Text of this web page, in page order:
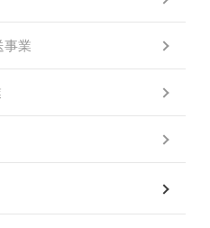
事業